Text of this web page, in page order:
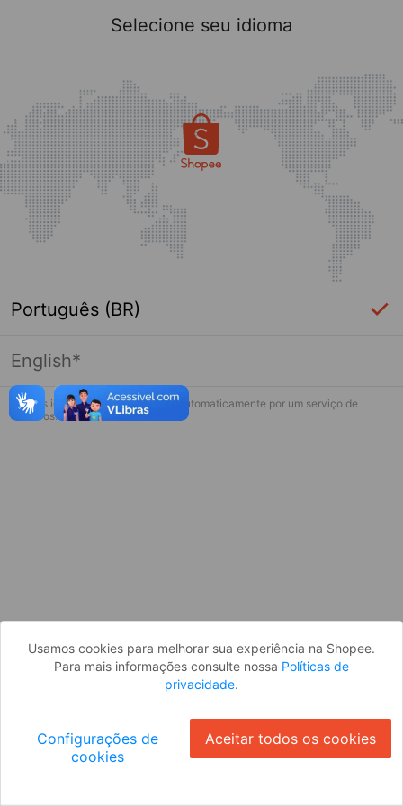
Página indisponível
Desculpe, algo deu errado. Faça login
Selecione seu idioma
Português (BR)
English*
* Esses idiomas serão traduzidos automaticamente por um serviço de
terceiros.
Usamos cookies para melhorar sua experiência na Shopee.
Para mais informações consulte nossa Políticas de
privacidade.
Configurações de
cookies
Aceitar todos os cookies